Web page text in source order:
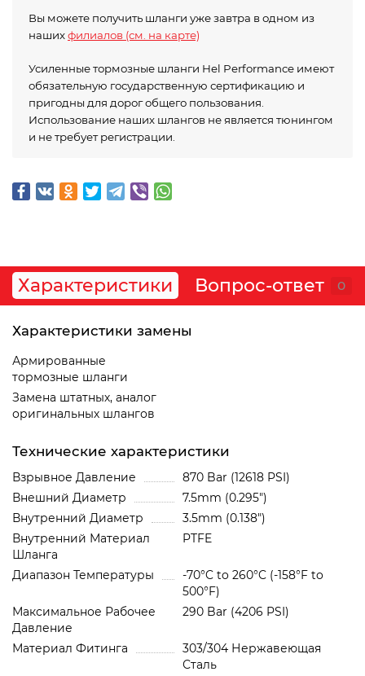
Вы можете получить шланги уже завтра в одном из
нашихфилиалов (см. на карте)
Усиленные тормозные шланги Hel Performance имеют
обязательную государственную сертификацию и
пригодны для дорог общего пользования.
Использование наших шлангов не является тюнингом
и не требует регистрации.
Характеристики Вопрос-ответ 0
Характеристики замены
Армированные
тормозные шланги
Замена штатных, аналог
оригинальных шлангов
Технические характеристики
Взрывное Давление
870 Bar (12618 PSI)
Внешний Диаметр
7.5mm (0.295")
Внутренний Диаметр
3.5mm (0.138")
Внутренний Материал
Шланга
PTFE
Диапазон Температуры
-70°C to 260°C (-158°F to
500°F)
Максимальное Рабочее
Давление
290 Bar (4206 PSI)
Материал Фитинга
303/304 Нержавеющая
Сталь